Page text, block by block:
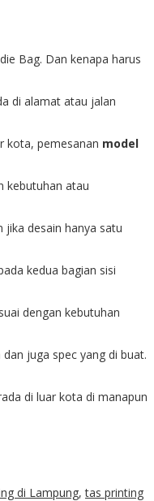
Bag. Dan kenapa harus
di alamat atau jalan
kota, pemesanan model
kebutuhan atau
jika desain hanya satu
kedua bagian sisi
dengan kebutuhan
juga spec yang di buat.
di luar kota di manapun
di Lampung,tas printing